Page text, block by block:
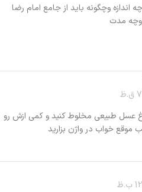
اندازه وچگونه باید از جامع امام رضا
وچه مدت
عسل طبیعی مخلوط کنید و کمی ازش رو
موقع خواب در واژن بزارید